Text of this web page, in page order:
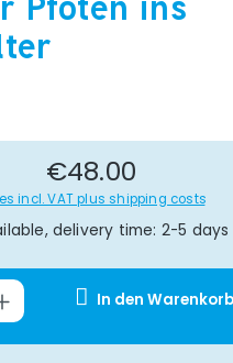
Regular price:
€48.00
incl. VAT plus shipping costs
delivery time: 2-5 days
Quantity: Enter
In den Warenkorb